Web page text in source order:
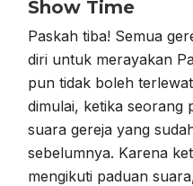
Show Time
Paskah tiba! Semua
diri untuk merayakan
pun tidak boleh
dimulai, ketika seorang
suara gereja yang
sebelumnya. Karena
mengikuti paduan